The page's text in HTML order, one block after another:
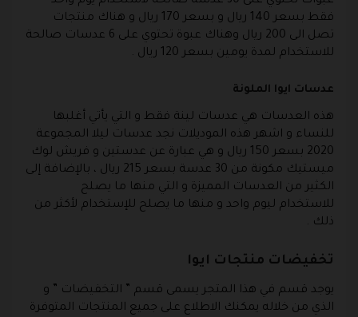
فقط بسعر 140 ريال و بسعر 170 ريال و هناك منتجات
تصل الى 200 ريال وهناك عبوة تحتوي على 6 عدسات صالحة
للاستخدام لمدة يومين بسعر 120 ريال .
عدسات ايوا الملونة
هذه العدسات هي عدسات لينة فقط و التي يأتي أغلبها
للنساء و اشهر هذه الموديلات نجد عدسات ليلا المجموعة
2020 بسعر 150 ريال و هي عبارة عن عدستين و فريش لوك
ميستيك مكونة من 30 عدسة بسعر 215 ريال ، بالإضافة إلى
الكثير من العدسات المميزة و التي منها ما يصلح
للاستخدام ليوم واحد و منها ما يصلح للإستخدام لأكثر من
ذلك .
تخفيضات منتجات ايوا
يوجد قسم في هذا المتجر يسمى قسم ” التخفيضات ” و
الذي من خلاله يمكنك الاطلاع على جميع المنتجات المتوفرة